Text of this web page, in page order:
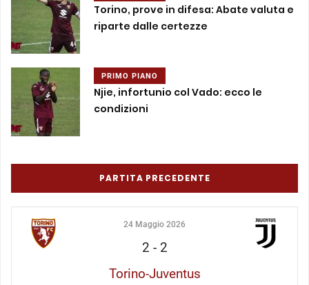
Torino, prove in difesa: Abate valuta e
riparte dalle certezze
PRIMO PIANO
Njie, infortunio col Vado: ecco le
condizioni
PARTITA PRECEDENTE
24 Maggio 2026
2 - 2
Torino-Juventus